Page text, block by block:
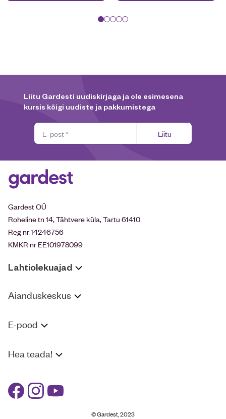
Liitu Gardesti uudiskirjaga ja ole esimesena
kursis kõigi uudiste ja pakkumistega
Liitu
Gardest OÜ
Roheline tn 14, Tähtvere küla, Tartu 61410
Reg nr 14246756
KMKR nr EE101978099
Lahtiolekuajad
Aianduskeskus
E-pood
Hea teada!
© Gardest, 2023